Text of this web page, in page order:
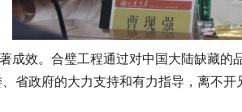
成效。合璧工程通过对中国大陆缺藏
省政府的大力支持和有力指导，离不